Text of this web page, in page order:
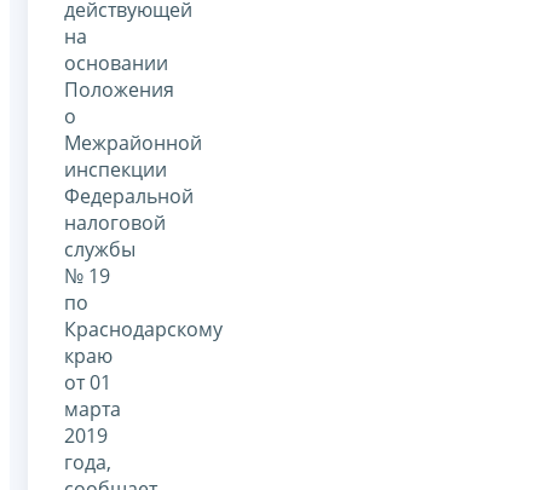
действующей
на
основании
Положения
о
Межрайонной
инспекции
Федеральной
налоговой
службы
№ 19
по
Краснодарскому
краю
от 01
марта
2019
года,